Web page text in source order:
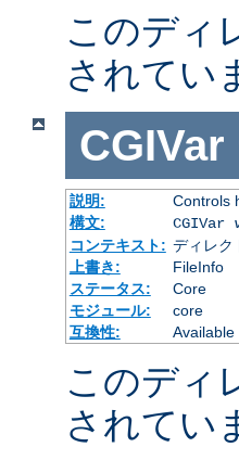
このディ
されてい
CGIVar
説明:
Controls
構文:
CGIVar
コンテキスト: ディレク
上書き:
FileInfo
ステータス:
Core
モジュール:
core
互換性:
このディ
されてい